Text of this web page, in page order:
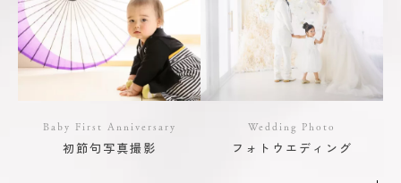
Baby First Anniversary
初節句写真撮影
Wedding Photo
フォトウエディング